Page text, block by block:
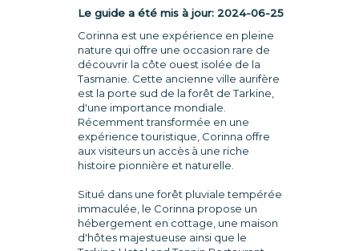
Le guide a été mis à jour: 2024-06-25
Corinna est une expérience en pleine
nature qui offre une occasion rare de
découvrir la côte ouest isolée de la
Tasmanie. Cette ancienne ville aurifère
est la porte sud de la forêt de Tarkine,
d'une importance mondiale.
Récemment transformée en une
expérience touristique, Corinna offre
aux visiteurs un accès à une riche
histoire pionnière et naturelle.
Situé dans une forêt pluviale tempérée
immaculée, le Corinna propose un
hébergement en cottage, une maison
d'hôtes majestueuse ainsi que le